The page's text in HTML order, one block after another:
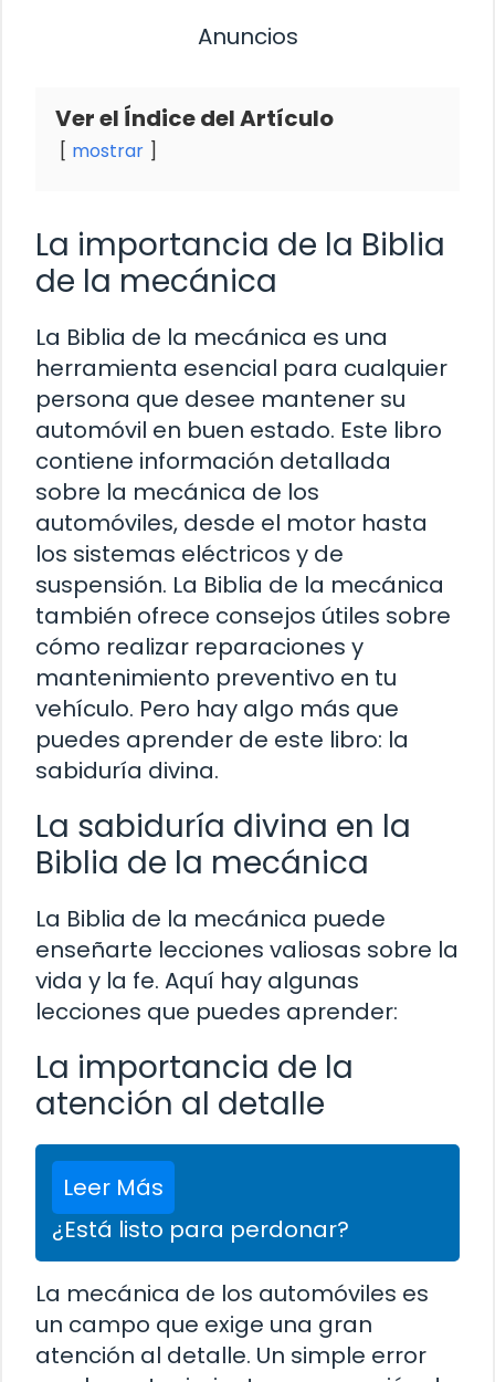
Anuncios
Ver el Índice del Artículo
mostrar
La importancia de la Biblia
de la mecánica
La Biblia de la mecánica es una
herramienta esencial para cualquier
persona que desee mantener su
automóvil en buen estado. Este libro
contiene información detallada
sobre la mecánica de los
automóviles, desde el motor hasta
los sistemas eléctricos y de
suspensión. La Biblia de la mecánica
también ofrece consejos útiles sobre
cómo realizar reparaciones y
mantenimiento preventivo en tu
vehículo. Pero hay algo más que
puedes aprender de este libro: la
sabiduría divina.
La sabiduría divina en la
Biblia de la mecánica
La Biblia de la mecánica puede
enseñarte lecciones valiosas sobre la
vida y la fe. Aquí hay algunas
lecciones que puedes aprender:
La importancia de la
atención al detalle
Leer Más
¿Está listo para perdonar?
La mecánica de los automóviles es
un campo que exige una gran
atención al detalle. Un simple error